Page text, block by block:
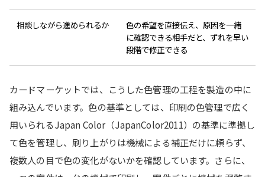
相談しながら進められるか
色の希望を直接伝え、原因を一緒
に確認できる相手だと、ずれを早い
段階で修正できる
カードマーケットでは、こうした色管理の工程を製造の中に
組み込んでいます。色の基準としては、印刷の色管理で広く
用いられるJapan Color（JapanColor2011）の基準に準拠し
て色を管理し、刷り上がりは機械による補正だけに頼らず、
複数人の目で色の変化がないかを確認しています。さらに、